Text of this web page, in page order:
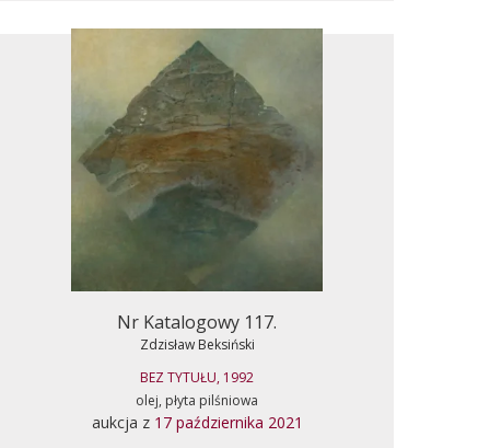
Nr Katalogowy 117.
Zdzisław Beksiński
BEZ TYTUŁU, 1992
olej, płyta pilśniowa
aukcja z 17 października 2021